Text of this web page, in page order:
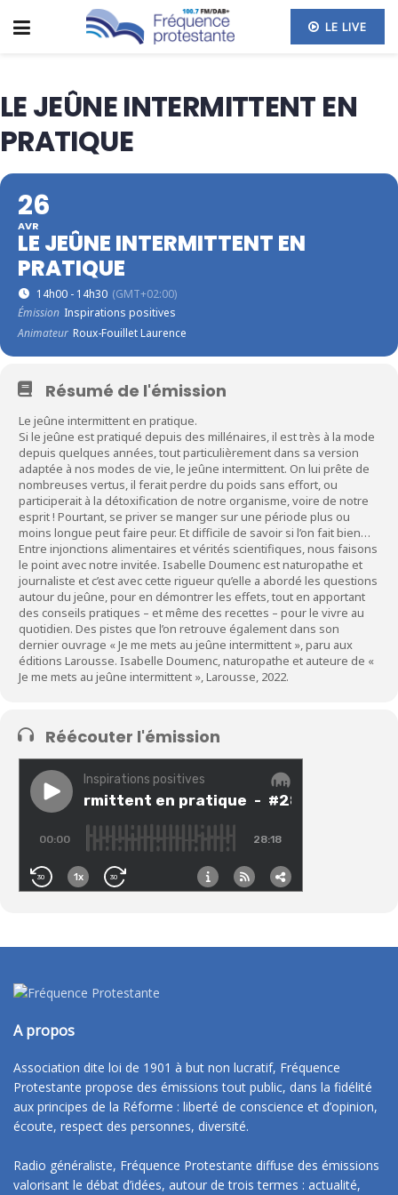
LE LIVE
LE JEÛNE INTERMITTENT EN
PRATIQUE
26
AVR
LE JEÛNE INTERMITTENT EN
PRATIQUE
14h00 - 14h30 (GMT+02:00)
Émission Inspirations positives
Animateur Roux-Fouillet Laurence
Résumé de l'émission
Le jeûne intermittent en pratique.
Si le jeûne est pratiqué depuis des millénaires, il est très à la mode
depuis quelques années, tout particulièrement dans sa version
adaptée à nos modes de vie, le jeûne intermittent. On lui prête de
nombreuses vertus, il ferait perdre du poids sans effort, ou
participerait à la détoxification de notre organisme, voire de notre
esprit ! Pourtant, se priver se manger sur une période plus ou
moins longue peut faire peur. Et difficile de savoir si l’on fait bien…
Entre injonctions alimentaires et vérités scientifiques, nous faisons
le point avec notre invitée. Isabelle Doumenc est naturopathe et
journaliste et c’est avec cette rigueur qu’elle a abordé les questions
autour du jeûne, pour en démontrer les effets, tout en apportant
des conseils pratiques – et même des recettes – pour le vivre au
quotidien. Des pistes que l’on retrouve également dans son
dernier ouvrage « Je me mets au jeûne intermittent », paru aux
éditions Larousse. Isabelle Doumenc, naturopathe et auteure de «
Je me mets au jeûne intermittent », Larousse, 2022.
Réécouter l'émission
A propos
Association dite loi de 1901 à but non lucratif, Fréquence
Protestante propose des émissions tout public, dans la fidélité
aux principes de la Réforme : liberté de conscience et d’opinion,
écoute, respect des personnes, diversité.
Radio généraliste, Fréquence Protestante diffuse des émissions
valorisant le débat d’idées, autour de trois termes : actualité,